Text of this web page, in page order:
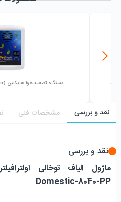
دستگاه تصفیه هوا هایکلین (HiClean) مدل AP-108
نقد و بررسی مشخصات فنی
نقد و بررسی
Domestic-8040-PP